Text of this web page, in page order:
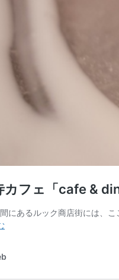
カフェ「cafe &
にあるルック商店街には、
【移
高